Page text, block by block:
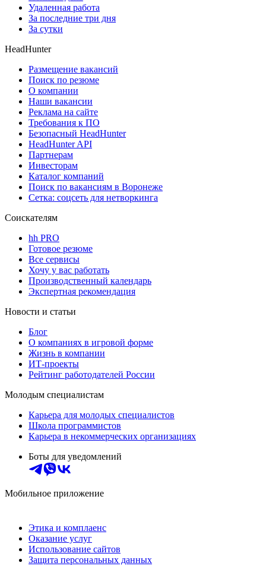
Удаленная работа
За последние три дня
За сутки
HeadHunter
Размещение вакансий
Поиск по резюме
О компании
Наши вакансии
Реклама на сайте
Требования к ПО
Безопасный HeadHunter
HeadHunter API
Партнерам
Инвесторам
Каталог компаний
Поиск по вакансиям в Воронеже
Сетка: соцсеть для нетворкинга
Соискателям
hh PRO
Готовое резюме
Все сервисы
Хочу у вас работать
Производственный календарь
Экспертная рекомендация
Новости и статьи
Блог
О компаниях в игровой форме
Жизнь в компании
ИТ-проекты
Рейтинг работодателей России
Молодым специалистам
Карьера для молодых специалистов
Школа программистов
Карьера в некоммерческих организациях
Боты для уведомлений
Мобильное приложение
Этика и комплаенс
Оказание услуг
Использование сайтов
Защита персональных данных